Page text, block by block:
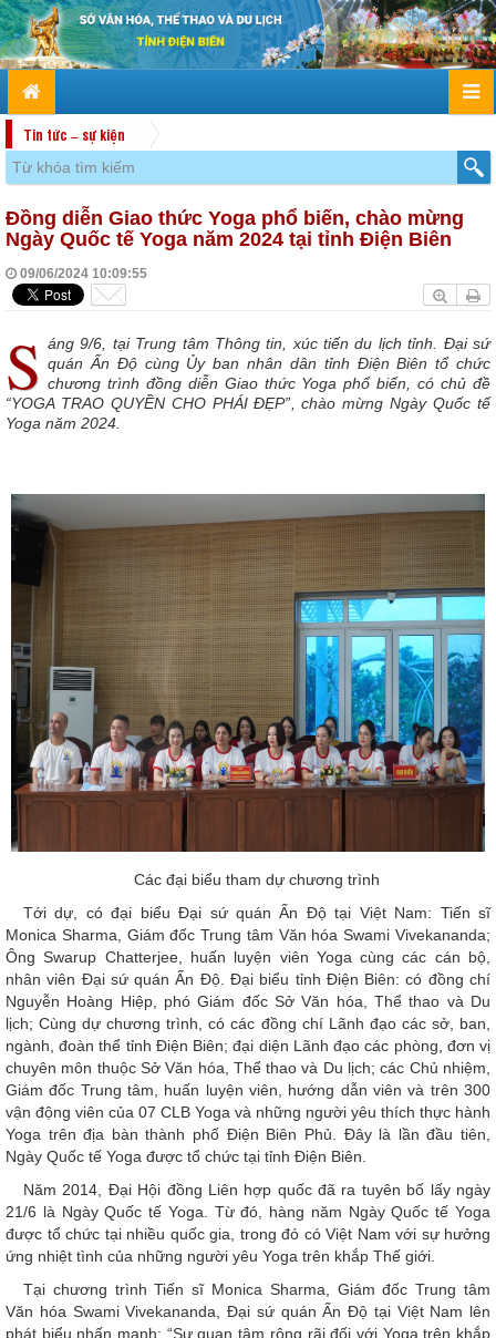
Tin tức – sự kiện
Đồng diễn Giao thức Yoga phổ biến, chào mừng
Ngày Quốc tế Yoga năm 2024 tại tỉnh Điện Biên
09/06/2024 10:09:55
S áng 9/6, tại Trung tâm Thông tin, xúc tiến du lịch tỉnh. Đại sứ
quán Ấn Độ cùng Ủy ban nhân dân tỉnh Điện Biên tổ chức
chương trình đồng diễn Giao thức Yoga phổ biến, có chủ đề
“YOGA TRAO QUYỀN CHO PHÁI ĐẸP”, chào mừng Ngày Quốc tế
Yoga năm 2024.
Các đại biểu tham dự chương trình
Tới dự, có đại biểu Đại sứ quán Ấn Độ tại Việt Nam: Tiến sĩ
Monica Sharma, Giám đốc Trung tâm Văn hóa Swami Vivekananda;
Ông Swarup Chatterjee, huấn luyện viên Yoga cùng các cán bộ,
nhân viên Đại sứ quán Ấn Độ. Đại biểu tỉnh Điện Biên: có đồng chí
Nguyễn Hoàng Hiệp, phó Giám đốc Sở Văn hóa, Thể thao và Du
lịch; Cùng dự chương trình, có các đồng chí Lãnh đạo các sở, ban,
ngành, đoàn thể tỉnh Điện Biên; đại diện Lãnh đạo các phòng, đơn vị
chuyên môn thuộc Sở Văn hóa, Thể thao và Du lịch; các Chủ nhiệm,
Giám đốc Trung tâm, huấn luyện viên, hướng dẫn viên và trên 300
vận động viên của 07 CLB Yoga và những người yêu thích thực hành
Yoga trên địa bàn thành phố Điện Biên Phủ. Đây là lần đầu tiên,
Ngày Quốc tế Yoga được tổ chức tại tỉnh Điện Biên.
Năm 2014, Đại Hội đồng Liên hợp quốc đã ra tuyên bố lấy ngày
21/6 là Ngày Quốc tế Yoga. Từ đó, hàng năm Ngày Quốc tế Yoga
được tổ chức tại nhiều quốc gia, trong đó có Việt Nam với sự hưởng
ứng nhiệt tình của những người yêu Yoga trên khắp Thế giới.
Tại chương trình Tiến sĩ Monica Sharma, Giám đốc Trung tâm
Văn hóa Swami Vivekananda, Đại sứ quán Ấn Độ tại Việt Nam lên
phát biểu nhấn mạnh: “Sự quan tâm rộng rãi đối với Yoga trên khắp